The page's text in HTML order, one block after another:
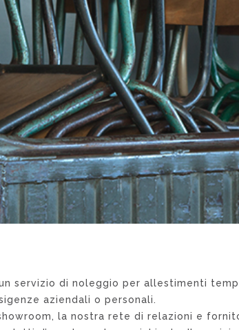
servizio di noleggio per allestimenti
aziendali o personali.
la nostra rete di relazioni e